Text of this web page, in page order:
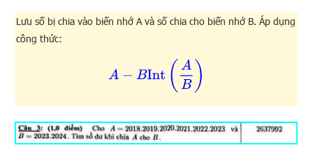
Lưu số bị chia vào biến nhớ A và số chia cho biến nhớ B. Áp dụng
công thức:
AB )